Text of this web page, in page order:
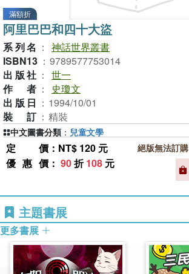
滿額折
阿里巴巴和四十大盜
系列名 ： 神話世界叢書
ISBN13 ： 9789577753014
出版社 ： 世一
作者 ：
史瓊文
出版日 ： 1994/10/01
裝訂 ： 精裝
定價 ：NT$ 120 元
優惠價 ： 90折108 元
絕版無法訂購
中文圖書分類 ： 兒童文學
主題書展
更多書展